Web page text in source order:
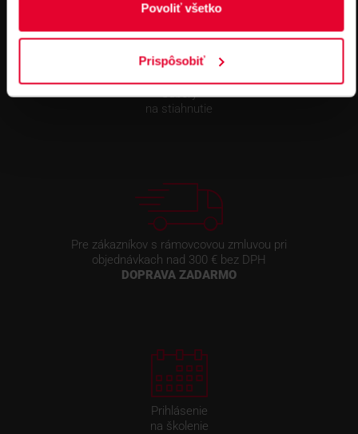
Povoliť všetko
Prispôsobiť
na stiahnutie
Pre zákazníkov s rámovcovou zmluvou pri
objednávkach nad 300 € bez DPH
DOPRAVA ZADARMO
Prihlásenie
na školenie